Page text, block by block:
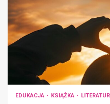
EDUKACJA KSIĄŻKA